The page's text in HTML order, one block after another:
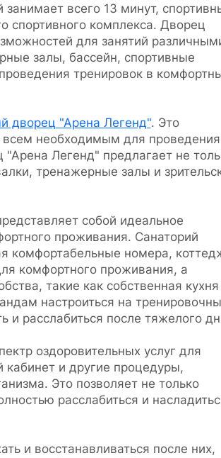
всего 13 минут,
спортивного комплекса. Дворец
для занятий
залы, бассейн, спортивные
тренировок в
дворец "Арена Легенд". Это
всем необходимым для проведения
Легенд" предлагает не
тренажерные залы и
собой идеальное
проживания. Санаторий
комфортабельные номера,
комфортного проживания, а
такие как собственная
настроиться на
и расслабиться после тяжелого
оздоровительных услуг для
и другие процедуры,
Это позволяет не только
расслабиться и
и восстанавливаться после них,